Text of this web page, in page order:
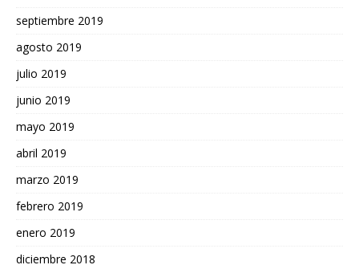
septiembre 2019
agosto 2019
julio 2019
junio 2019
mayo 2019
abril 2019
marzo 2019
febrero 2019
enero 2019
diciembre 2018